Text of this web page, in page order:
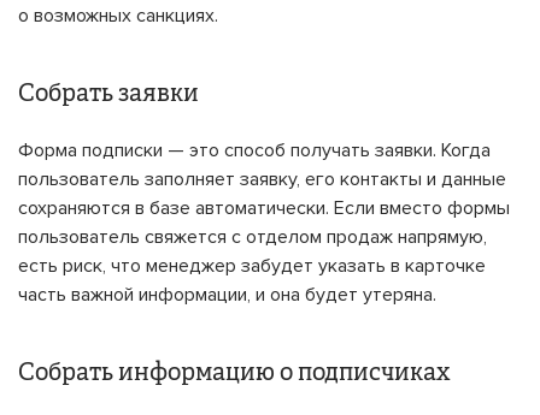
о возможных санкциях.
Собрать заявки
Форма подписки — это способ получать заявки. Когда
пользователь заполняет заявку, его контакты и данные
сохраняются в базе автоматически. Если вместо формы
пользователь свяжется с отделом продаж напрямую,
есть риск, что менеджер забудет указать в карточке
часть важной информации, и она будет утеряна.
Собрать информацию о подписчиках